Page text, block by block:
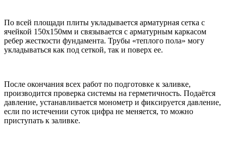
По всей площади плиты укладывается арматурная сетка с
ячейкой 150х150мм и связывается с арматурным каркасом
ребер жесткости фундамента. Трубы «теплого пола» могу
укладываться как под сеткой, так и поверх ее.
После окончания всех работ по подготовке к заливке,
производится проверка системы на герметичность. Подаётся
давление, устанавливается монометр и фиксируется давление,
если по истечении суток цифра не меняется, то можно
приступать к заливке.